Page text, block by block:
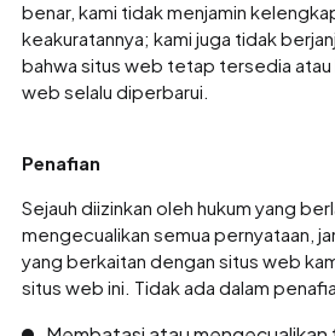
benar, kami tidak menjamin
keakuratannya; kami juga tidak
bahwa situs web tetap tersedia atau
web selalu diperbarui.
Penafian
Sejauh diizinkan oleh hukum yang
mengecualikan semua pernyataan,
yang berkaitan dengan situs web
situs web ini. Tidak ada dalam